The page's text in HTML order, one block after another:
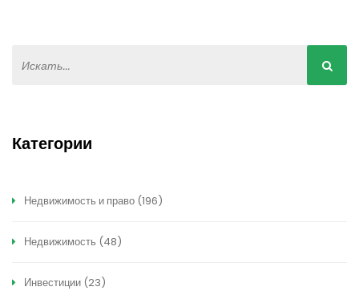
Категории
Недвижимость и право (196)
Недвижимость (48)
Инвестиции (23)